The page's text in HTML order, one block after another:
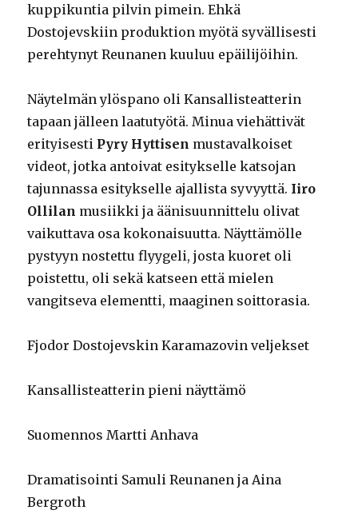
kuppikuntia pilvin pimein. Ehkä
Dostojevskiin produktion myötä syvällisesti
perehtynyt Reunanen kuuluu epäilijöihin.
Näytelmän ylöspano oli Kansallisteatterin
tapaan jälleen laatutyötä. Minua viehättivät
erityisesti Pyry Hyttisen mustavalkoiset
videot, jotka antoivat esitykselle katsojan
tajunnassa esitykselle ajallista syvyyttä. Iiro
Ollilan musiikki ja äänisuunnittelu olivat
vaikuttava osa kokonaisuutta. Näyttämölle
pystyyn nostettu flyygeli, josta kuoret oli
poistettu, oli sekä katseen että mielen
vangitseva elementti, maaginen soittorasia.
Fjodor Dostojevskin Karamazovin veljekset
Kansallisteatterin pieni näyttämö
Suomennos Martti Anhava
Dramatisointi Samuli Reunanen ja Aina
Bergroth